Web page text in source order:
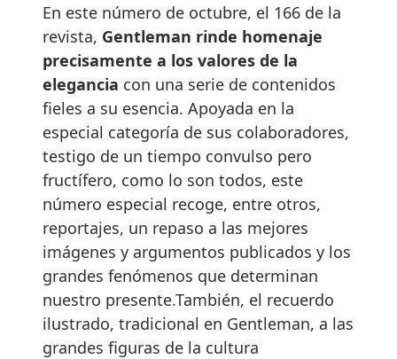
En este número de octubre, el 166 de la
revista, Gentleman rinde homenaje
precisamente a los valores de la
elegancia con una serie de contenidos
fieles a su esencia. Apoyada en la
especial categoría de sus colaboradores,
testigo de un tiempo convulso pero
fructífero, como lo son todos, este
número especial recoge, entre otros,
reportajes, un repaso a las mejores
imágenes y argumentos publicados y los
grandes fenómenos que determinan
nuestro presente.También, el recuerdo
ilustrado, tradicional en Gentleman, a las
grandes figuras de la cultura